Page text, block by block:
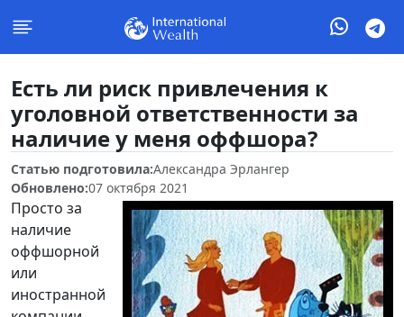
Есть ли риск привлечения к
уголовной ответственности за
наличие у меня оффшора?
Статью подготовила:Александра Эрлангер
Обновлено:07 октября 2021
Просто за
наличие
оффшорной
или
иностранной